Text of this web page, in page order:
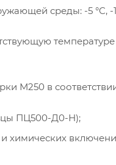
среды: -5 °C, -
М250 в
ПЦ500-Д0-Н);
химических